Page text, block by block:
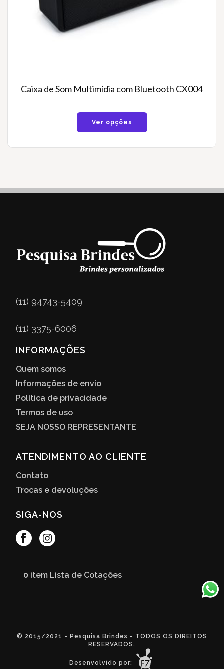
Caixa de Som Multimídia com Bluetooth CX004
Ver opções
(11) 94743-5409
(11) 3375-6006
INFORMAÇÕES
Quem somos
Informações de envio
Política de privacidade
Termos de uso
SEJA NOSSO REPRESENTANTE
ATENDIMENTO AO CLIENTE
Contato
Trocas e devoluções
SIGA-NOS
0 item Lista de Cotações
© 2015/2021 - Pesquisa Brindes - TODOS OS DIREITOS
RESERVADOS.
Desenvolvido por: